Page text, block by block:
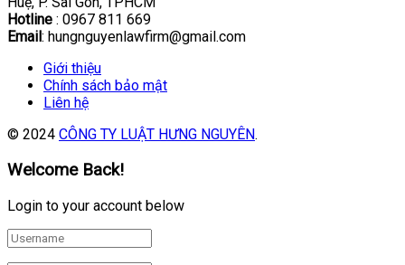
Hotline : 0967 811 669
Email : hungnguyenlawfirm@gmail.com
Giới thiệu
Chính sách bảo mật
Liên hệ
© 2024 CÔNG TY LUẬT HƯNG NGUYÊN.
Welcome Back!
Login to your account below